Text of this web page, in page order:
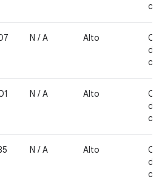
N / A Alto
de
N / A Alto
de
N / A Alto
de